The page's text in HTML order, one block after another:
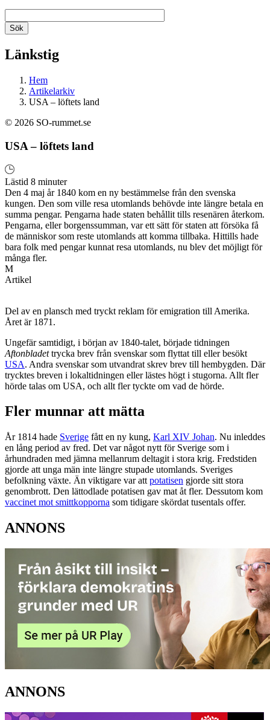
Länkstig
Hem
Artikelarkiv
USA – löftets land
© 2026 SO-rummet.se
USA – löftets land
Lästid 8 minuter
Den 4 maj år 1840 kom en ny bestämmelse från den svenska
kungen. Den som ville resa utomlands behövde inte längre betala en
summa pengar. Pengarna hade staten behållit tills resenären återkom.
Pengarna, eller borgenssumman, var ett sätt för staten att försöka få
de människor som reste utomlands att komma tillbaka. Hittills hade
bara folk med pengar kunnat resa utomlands, nu blev det möjligt för
många fler.
M
Artikel
Del av en plansch med tryckt reklam för emigration till Amerika.
Året är 1871.
Ungefär samtidigt, i början av 1840-talet, började tidningen
Aftonbladettrycka brev från svenskar som flyttat till eller besökt
USA. Andra svenskar som utvandrat skrev brev till hembygden. Där
trycktes breven i lokaltidningen eller lästes högt i stugorna. Allt fler
hörde talas om USA, och allt fler tyckte om vad de hörde.
Fler munnar att mätta
År 1814 hade Sverige fått en ny kung, Karl XIV Johan. Nu inleddes
en lång period av fred. Det var något nytt för Sverige som i
århundraden med jämna mellanrum deltagit i stora krig. Fredstiden
gjorde att unga män inte längre stupade utomlands. Sveriges
befolkning växte. Än viktigare var att potatisen gjorde sitt stora
genombrott. Den lättodlade potatisen gav mat åt fler. Dessutom kom
vaccinet mot smittkopporna som tidigare skördat tusentals offer.
ANNONS
ANNONS